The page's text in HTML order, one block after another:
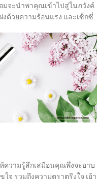
มจะนำพาคุณเข้าไปสู่ในภวังค์
ด้วยความร้อนแรง และเซ็กซี่
ความรู้สึกเสมือนคุณพึ่งจะอาบ
จ รวมถึงความตราตรึงใจ เย้า